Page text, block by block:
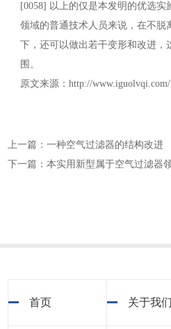
[0058] 以上的仅是本发明的优选实
领域的普通技术人员来说，在不脱
下，还可以做出若干变形和改进，
围。
原文来源：http://www.iguolvqi.com/
上一篇：一种空气过滤器的结构改进
首页 关于我们